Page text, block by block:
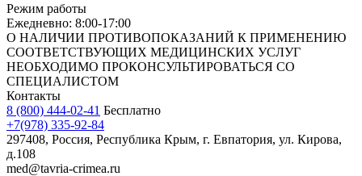
Режим работы
Ежедневно: 8:00-17:00
О НАЛИЧИИ ПРОТИВОПОКАЗАНИЙ К ПРИМЕНЕНИЮ
СООТВЕТСТВУЮЩИХ МЕДИЦИНСКИХ УСЛУГ
НЕОБХОДИМО ПРОКОНСУЛЬТИРОВАТЬСЯ СО
СПЕЦИАЛИСТОМ
Контакты
8 (800) 444-02-41 Бесплатно
+7(978) 335-92-84
297408, Россия, Республика Крым, г. Евпатория, ул. Кирова,
д.108
med@tavria-crimea.ru